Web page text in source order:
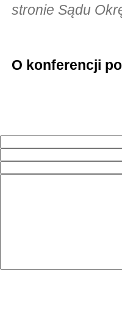
stronie Sądu
O konferencji